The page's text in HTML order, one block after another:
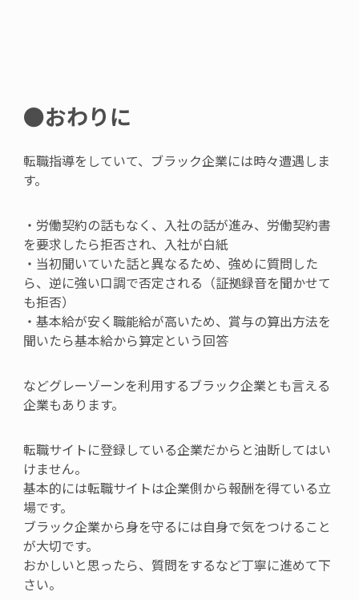
●おわりに
転職指導をしていて、ブラック企業には時々遭遇しま
す。
・労働契約の話もなく、入社の話が進み、労働契約書
を要求したら拒否され、入社が白紙
・当初聞いていた話と異なるため、強めに質問した
ら、逆に強い口調で否定される（証拠録音を聞かせて
も拒否）
・基本給が安く職能給が高いため、賞与の算出方法を
聞いたら基本給から算定という回答
などグレーゾーンを利用するブラック企業とも言える
企業もあります。
転職サイトに登録している企業だからと油断してはい
けません。
基本的には転職サイトは企業側から報酬を得ている立
場です。
ブラック企業から身を守るには自身で気をつけること
が大切です。
おかしいと思ったら、質問をするなど丁寧に進めて下
さい。